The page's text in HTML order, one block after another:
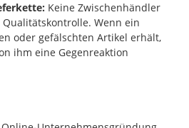
Keine Zwischenhändler
Wenn ein
oder gefälschten Artikel erhält,
ihm eine Gegenreaktion